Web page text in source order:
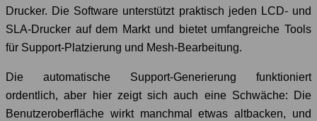
Drucker. Die Software unterstützt praktisch jeden LCD- und
SLA-Drucker auf dem Markt und bietet umfangreiche Tools
für Support-Platzierung und Mesh-Bearbeitung.
Die automatische Support-Generierung funktioniert
ordentlich, aber hier zeigt sich auch eine Schwäche: Die
Benutzeroberfläche wirkt manchmal etwas altbacken, und